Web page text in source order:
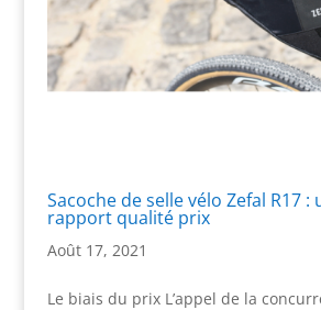
Sacoche de selle vélo Zefal R17 :
rapport qualité prix
Août 17, 2021
Le biais du prix L’appel de la